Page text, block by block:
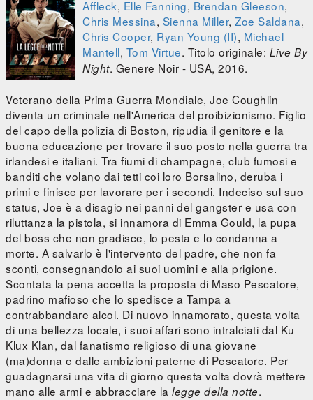
Affleck, Elle Fanning, Brendan Gleeson,
Chris Messina, Sienna Miller, Zoe Saldana,
Chris Cooper, Ryan Young (II), Michael
Mantell, Tom Virtue. Titolo originale: Live By
Night. Genere Noir - USA, 2016.
Veterano della Prima Guerra Mondiale, Joe Coughlin
diventa un criminale nell'America del proibizionismo. Figlio
del capo della polizia di Boston, ripudia il genitore e la
buona educazione per trovare il suo posto nella guerra tra
irlandesi e italiani. Tra fiumi di champagne, club fumosi e
banditi che volano dai tetti coi loro Borsalino, deruba i
primi e finisce per lavorare per i secondi. Indeciso sul suo
status, Joe è a disagio nei panni del gangster e usa con
riluttanza la pistola, si innamora di Emma Gould, la pupa
del boss che non gradisce, lo pesta e lo condanna a
morte. A salvarlo è l'intervento del padre, che non fa
sconti, consegnandolo ai suoi uomini e alla prigione.
Scontata la pena accetta la proposta di Maso Pescatore,
padrino mafioso che lo spedisce a Tampa a
contrabbandare alcol. Di nuovo innamorato, questa volta
di una bellezza locale, i suoi affari sono intralciati dal Ku
Klux Klan, dal fanatismo religioso di una giovane
(ma)donna e dalle ambizioni paterne di Pescatore. Per
guadagnarsi una vita di giorno questa volta dovrà mettere
mano alle armi e abbracciare la legge della notte.